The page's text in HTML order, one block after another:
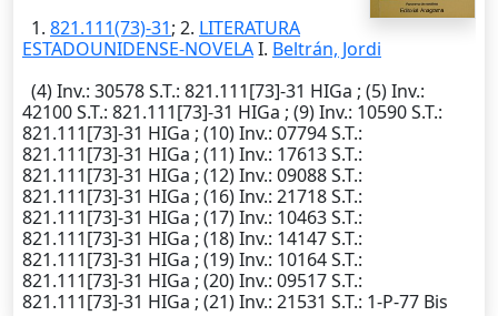
1. 821.111(73)-31; 2. LITERATURA
ESTADOUNIDENSE-NOVELAI. Beltrán, Jordi
(4)Inv.: 30578S.T.: 821.111[73]-31 HIGa ; (5)Inv.:
42100S.T.: 821.111[73]-31 HIGa ; (9)Inv.: 10590S.T.:
821.111[73]-31 HIGa ; (10)Inv.: 07794S.T.:
821.111[73]-31 HIGa ; (11)Inv.: 17613S.T.:
821.111[73]-31 HIGa ; (12)Inv.: 09088S.T.:
821.111[73]-31 HIGa ; (16)Inv.: 21718S.T.:
821.111[73]-31 HIGa ; (17)Inv.: 10463S.T.:
821.111[73]-31 HIGa ; (18)Inv.: 14147S.T.:
821.111[73]-31 HIGa ; (19)Inv.: 10164S.T.:
821.111[73]-31 HIGa ; (20)Inv.: 09517S.T.:
821.111[73]-31 HIGa ; (21)Inv.: 21531 S.T.: 1-P-77 Bis